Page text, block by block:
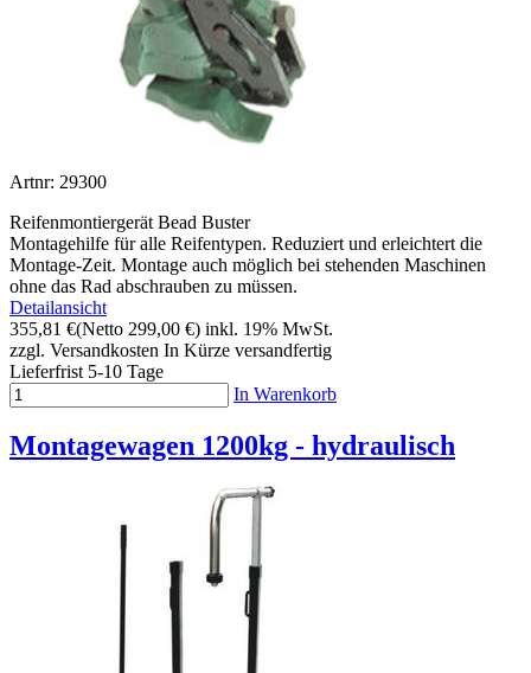
Artnr: 29300
Reifenmontiergerät Bead Buster
Montagehilfe für alle Reifentypen. Reduziert und erleichtert die
Montage-Zeit. Montage auch möglich bei stehenden Maschinen
ohne das Rad abschrauben zu müssen.
Detailansicht
355,81 €(Netto 299,00 €) inkl. 19% MwSt.
zzgl. Versandkosten In Kürze versandfertig
Lieferfrist 5-10 Tage
In Warenkorb
Montagewagen 1200kg - hydraulisch